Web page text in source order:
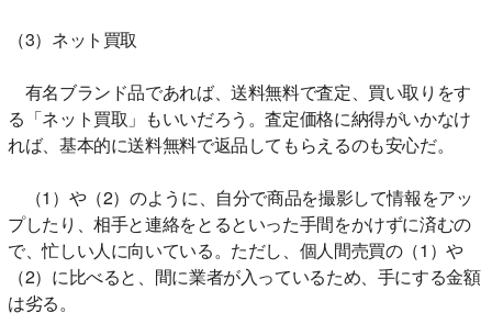
（3）ネット買取
有名ブランド品であれば、送料無料で査定、買い取りをす
る「ネット買取」もいいだろう。査定価格に納得がいかなけ
れば、基本的に送料無料で返品してもらえるのも安心だ。
（1）や（2）のように、自分で商品を撮影して情報をアッ
プしたり、相手と連絡をとるといった手間をかけずに済むの
で、忙しい人に向いている。ただし、個人間売買の（1）や
（2）に比べると、間に業者が入っているため、手にする金額
は劣る。